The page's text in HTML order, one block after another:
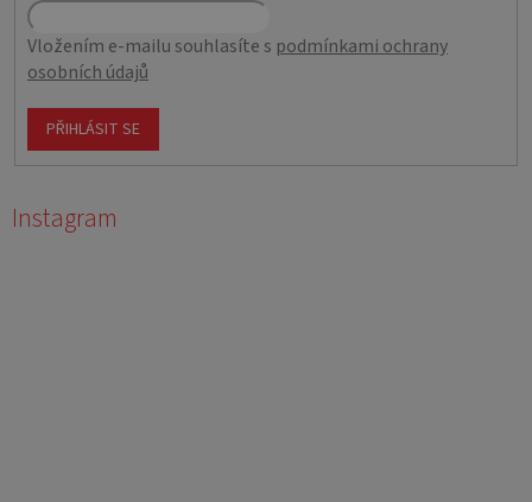
Vložením e-mailu souhlasíte s podmínkami ochrany
osobních údajů
PŘIHLÁSIT SE
Instagram